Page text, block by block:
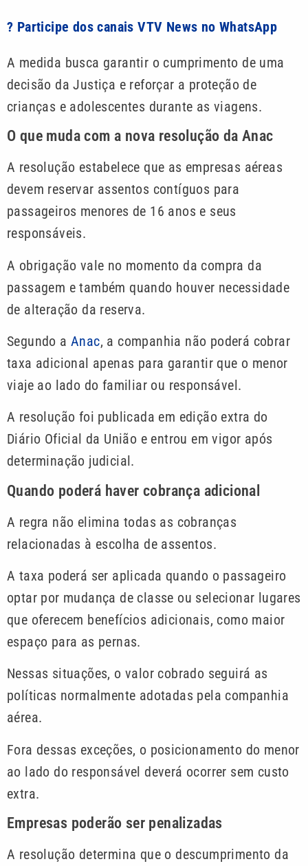
? Participe dos canais VTV News no WhatsApp
A medida busca garantir o cumprimento de uma
decisão da Justiça e reforçar a proteção de
crianças e adolescentes durante as viagens.
O que muda com a nova resolução da Anac
A resolução estabelece que as empresas aéreas
devem reservar assentos contíguos para
passageiros menores de 16 anos e seus
responsáveis.
A obrigação vale no momento da compra da
passagem e também quando houver necessidade
de alteração da reserva.
Segundo aAnac, a companhia não poderá cobrar
taxa adicional apenas para garantir que o menor
viaje ao lado do familiar ou responsável.
A resolução foi publicada em edição extra do
Diário Oficial da União e entrou em vigor após
determinação judicial.
Quando poderá haver cobrança adicional
A regra não elimina todas as cobranças
relacionadas à escolha de assentos.
A taxa poderá ser aplicada quando o passageiro
optar por mudança de classe ou selecionar lugares
que oferecem benefícios adicionais, como maior
espaço para as pernas.
Nessas situações, o valor cobrado seguirá as
políticas normalmente adotadas pela companhia
aérea.
Fora dessas exceções, o posicionamento do menor
ao lado do responsável deverá ocorrer sem custo
extra.
Empresas poderão ser penalizadas
A resolução determina que o descumprimento da